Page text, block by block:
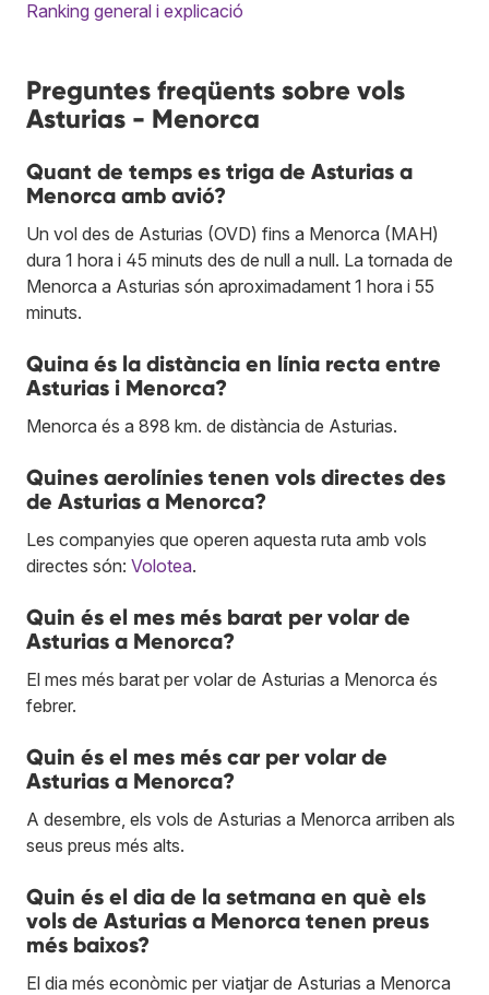
Ranking general i explicació
Preguntes freqüents sobre vols
Asturias - Menorca
Quant de temps es triga de Asturias a
Menorca amb avió?
Un vol des de Asturias (OVD) fins a Menorca (MAH)
dura 1 hora i 45 minuts des de null a null. La tornada de
Menorca a Asturias són aproximadament 1 hora i 55
minuts.
Quina és la distància en línia recta entre
Asturias i Menorca?
Menorca és a 898 km. de distància de Asturias.
Quines aerolínies tenen vols directes des
de Asturias a Menorca?
Les companyies que operen aquesta ruta amb vols
directes són: Volotea.
Quin és el mes més barat per volar de
Asturias a Menorca?
El mes més barat per volar de Asturias a Menorca és
febrer.
Quin és el mes més car per volar de
Asturias a Menorca?
A desembre, els vols de Asturias a Menorca arriben als
seus preus més alts.
Quin és el dia de la setmana en què els
vols de Asturias a Menorca tenen preus
més baixos?
El dia més econòmic per viatjar de Asturias a Menorca